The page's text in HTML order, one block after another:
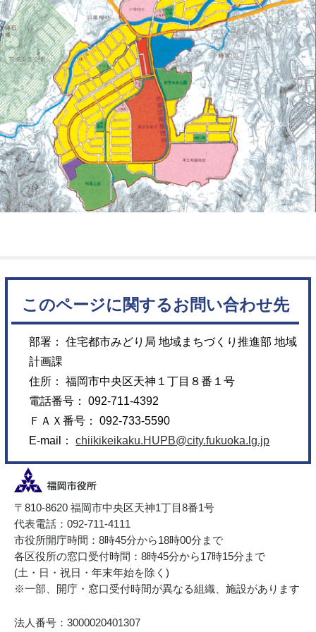
このページに関するお問い合わせ先
部署： 住宅都市みどり局 地域まちづくり推進部 地域
計画課
住所： 福岡市中央区天神１丁目８番１号
電話番号： 092-711-4392
ＦＡＸ番号： 092-733-5590
E-mail：chiikikeikaku.HUPB@city.fukuoka.lg.jp
〒810-8620 福岡市中央区天神1丁目8番1号
代表電話：092-711-4111
市役所開庁時間：8時45分から18時00分まで
各区役所の窓口受付時間：8時45分から17時15分まで
(土・日・祝日・年末年始を除く)
※一部、開庁・窓口受付時間が異なる組織、施設があります
法人番号：3000020401307